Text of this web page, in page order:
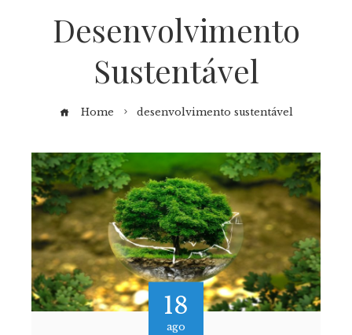
Desenvolvimento
Sustentável
Home desenvolvimento sustentável
18
ago